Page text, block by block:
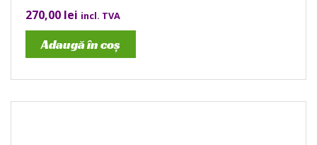
270,00 lei incl. TVA
Adaugă în coș